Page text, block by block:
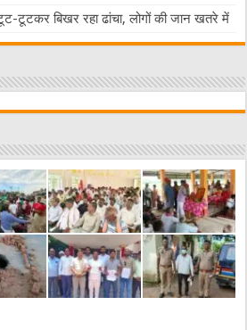
टूटकर बिखर रहा ढांचा, लोगों की जान खतरे में